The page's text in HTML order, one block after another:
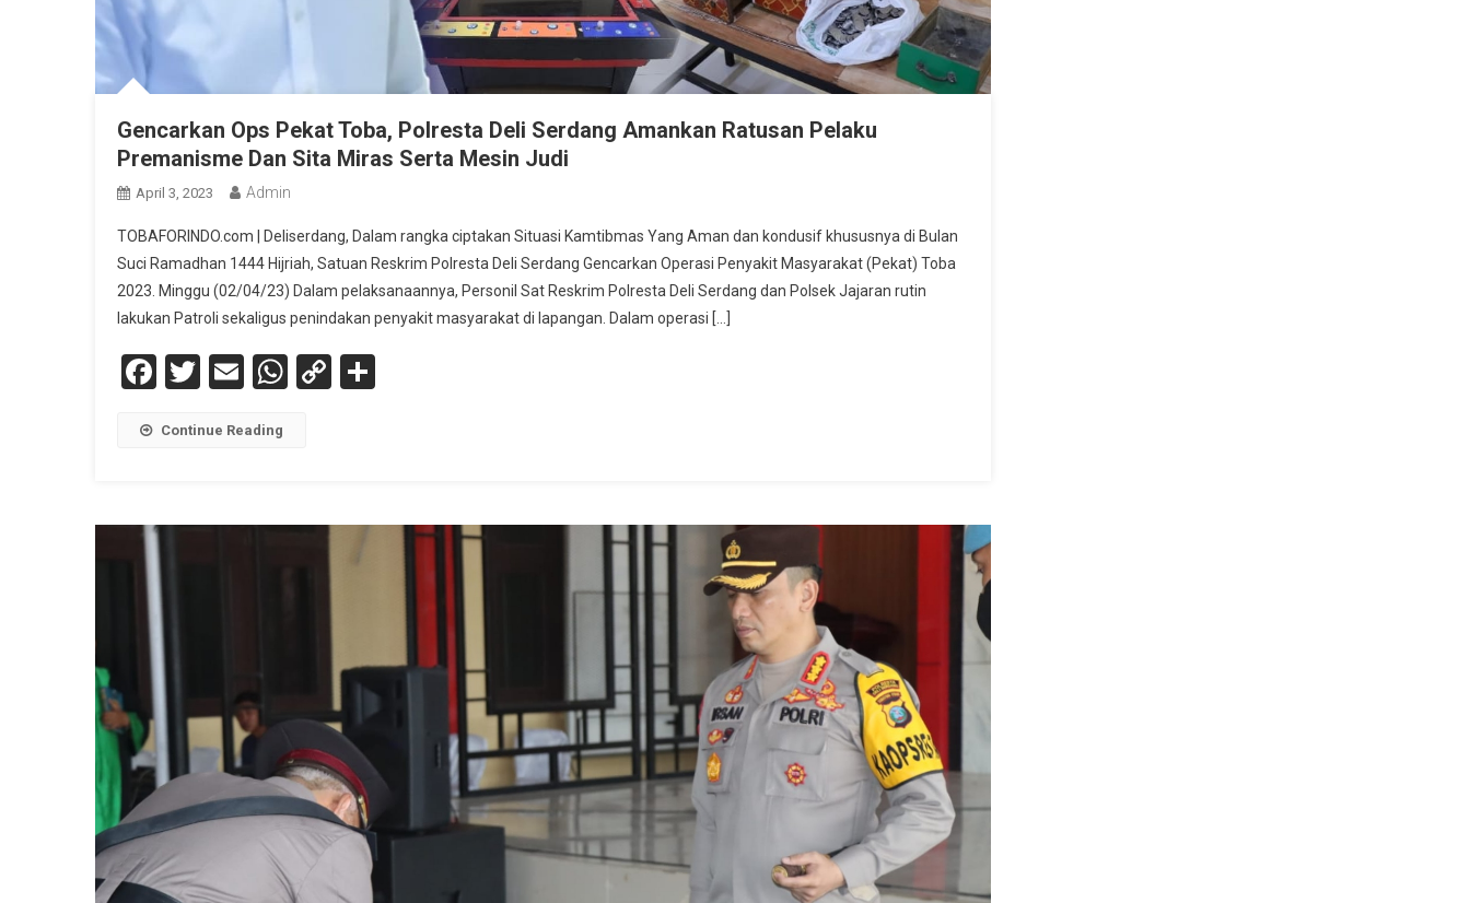
Gencarkan Ops Pekat Toba, Polresta Deli Serdang Amankan Ratusan Pelaku
Premanisme Dan Sita Miras Serta Mesin Judi
April 3, 2023 Admin
TOBAFORINDO.com | Deliserdang, Dalam rangka ciptakan Situasi Kamtibmas Yang Aman dan kondusif khususnya di Bulan
Suci Ramadhan 1444 Hijriah, Satuan Reskrim Polresta Deli Serdang Gencarkan Operasi Penyakit Masyarakat (Pekat) Toba
2023. Minggu (02/04/23) Dalam pelaksanaannya, Personil Sat Reskrim Polresta Deli Serdang dan Polsek Jajaran rutin
lakukan Patroli sekaligus penindakan penyakit masyarakat di lapangan. Dalam operasi […]
Facebook
Twitter
EmailWhatsApp
Copy
Continue Reading